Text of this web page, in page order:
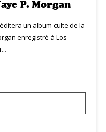
P. Morgan
un album culte de la
enregistré à Los